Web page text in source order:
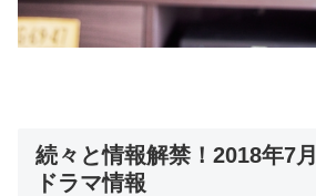
続々と情報解禁！2018年7
ドラマ情報